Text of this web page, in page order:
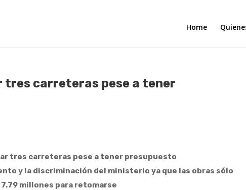
Home
carreteras pese a tener
tres carreteras pese a tener presupuesto
y la discriminación del ministerio ya que las obras sólo
millones para retomarse